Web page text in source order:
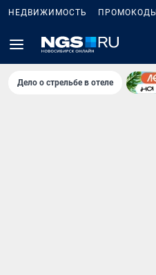
НЕДВИЖИМОСТЬ ПРОМОКОДЫ
Дело о стрельбе в отеле